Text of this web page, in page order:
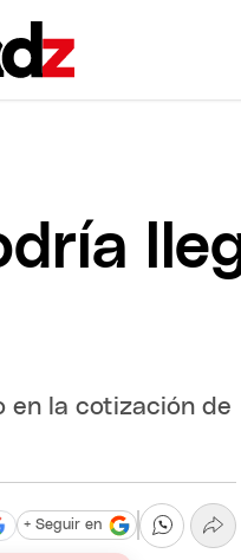
en la cotización de
+ Seguir en